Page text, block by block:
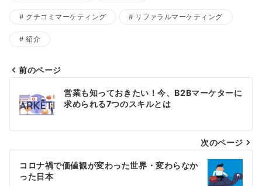
クチコミマーケティング リファラルマーケティング
紹介
稿
ナ
ビ
ゲ
ー
前のページ
営業も知っておきたい！今、B2Bマーケターに
求められる7つのスキルとは
次のページ
コロナ禍で価値観が変わった世界・変わらなか
った日本